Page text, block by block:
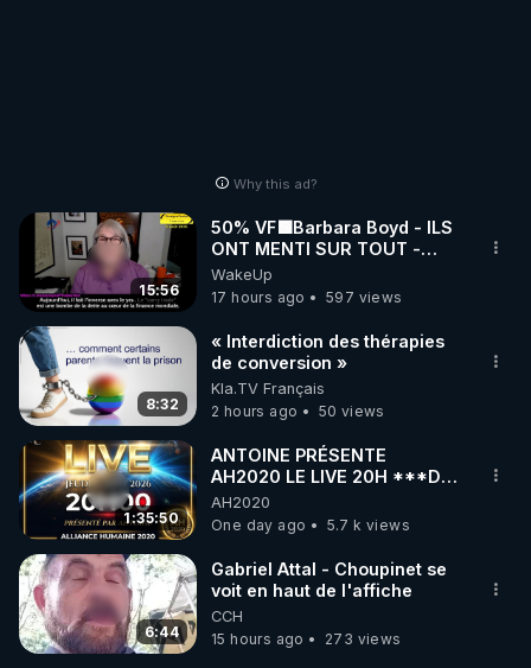
Why this ad?
15:56
50% VF🟩Barbara Boyd - ILS
ONT MENTI SUR TOUT -
Jocelyne Traduction
WakeUp
17 hours ago
597 views
8:32
« Interdiction des thérapies
de conversion »
Kla.TV Français
2 hours ago
50 views
1:35:50
ANTOINE PRÉSENTE
AH2020 LE LIVE 20H ***DU
06/08/2026***
AH2020
One day ago
5.7 k views
6:44
Gabriel Attal - Choupinet se
voit en haut de l'affiche
CCH
15 hours ago
273 views